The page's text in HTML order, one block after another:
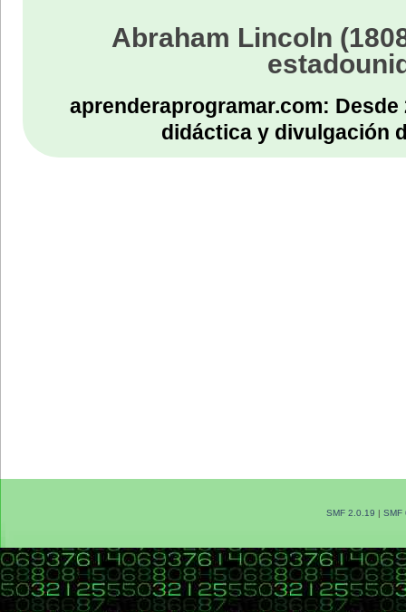
Abraham Lincoln
aprenderaprogramar.com:
didáctica y divulgación
SMF 2.0.19 SMF